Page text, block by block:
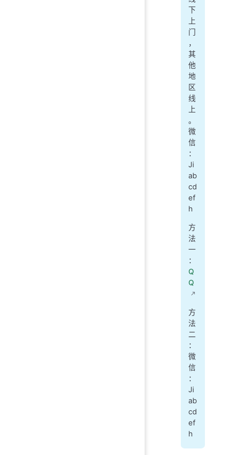
下
上
门
，
其
他
地
区
线
上
。
微
信
：
Ji
ab
cd
ef
h
方
法
一
：
Q
Q
方
法
二
：
微
信
：
Ji
ab
cd
ef
h